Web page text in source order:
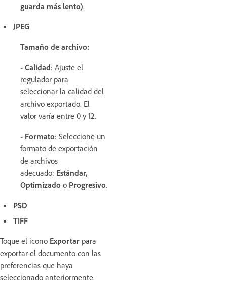
guarda más lento).
JPEG
Tamaño de archivo:
- Calidad: Ajuste el
regulador para
seleccionar la calidad del
archivo exportado. El
valor varía entre 0 y 12.
- Formato: Seleccione un
formato de exportación
de archivos
adecuado: Estándar,
Optimizado o Progresivo.
PSD
TIFF
Toque el icono Exportar para
exportar el documento con las
preferencias que haya
seleccionado anteriormente.